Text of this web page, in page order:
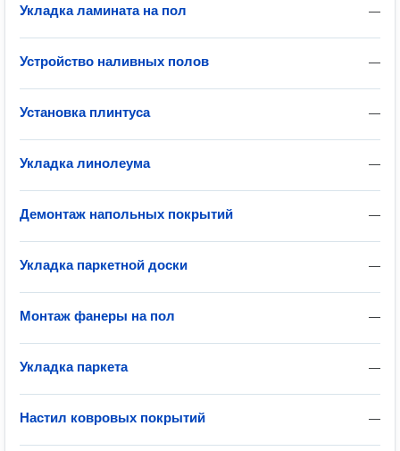
—
Укладка ламината на пол
—
Устройство наливных полов
—
Установка плинтуса
—
Укладка линолеума
—
Демонтаж напольных покрытий
—
Укладка паркетной доски
—
Монтаж фанеры на пол
—
Укладка паркета
—
Настил ковровых покрытий